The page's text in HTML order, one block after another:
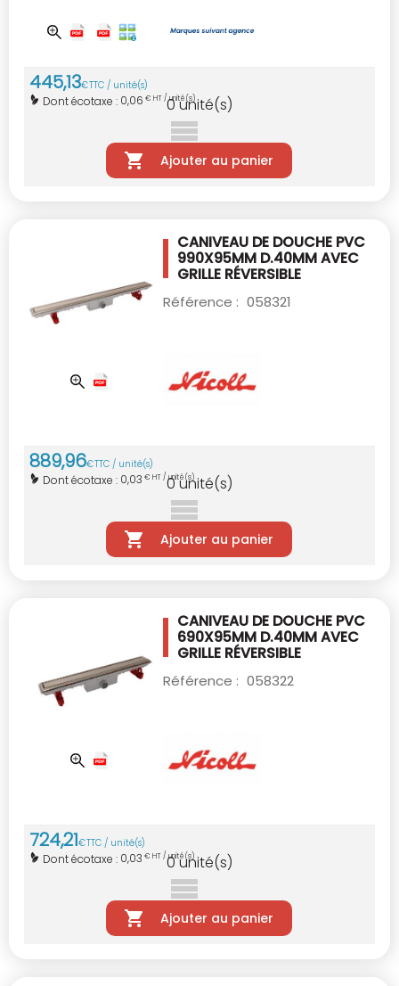
445,13€TTC / unité(s)
Dont écotaxe : 0,06 € HT / unité(s)
0 unité(s)
Ajouter au panier
CANIVEAU DE DOUCHE PVC
990X95MM D.40MMAVEC
GRILLE RÉVERSIBLE
Référence : 058321
889,96€TTC / unité(s)
Dont écotaxe : 0,03 € HT / unité(s)
0unité(s)
Ajouter au panier
CANIVEAU DE DOUCHE PVC
690X95MM D.40MMAVEC
GRILLE RÉVERSIBLE
Référence : 058322
724,21€TTC / unité(s)
Dont écotaxe : 0,03 € HT / unité(s)
0unité(s)
Ajouter au panier